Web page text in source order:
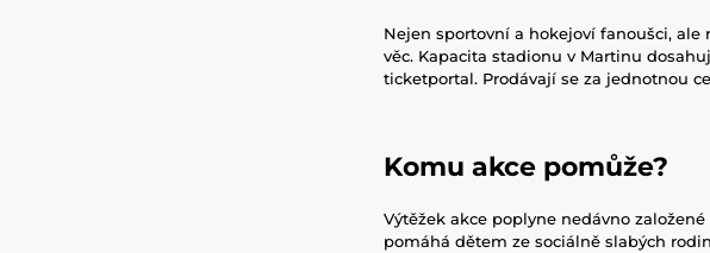
Nejen sportovní a hokejoví fanoušci,
věc. Kapacita stadionu v Martinu
ticketportal. Prodávají se za jednotnou
Komu akce
Výtěžek akce poplyne nedávno
pomáhá dětem ze sociálně slabých